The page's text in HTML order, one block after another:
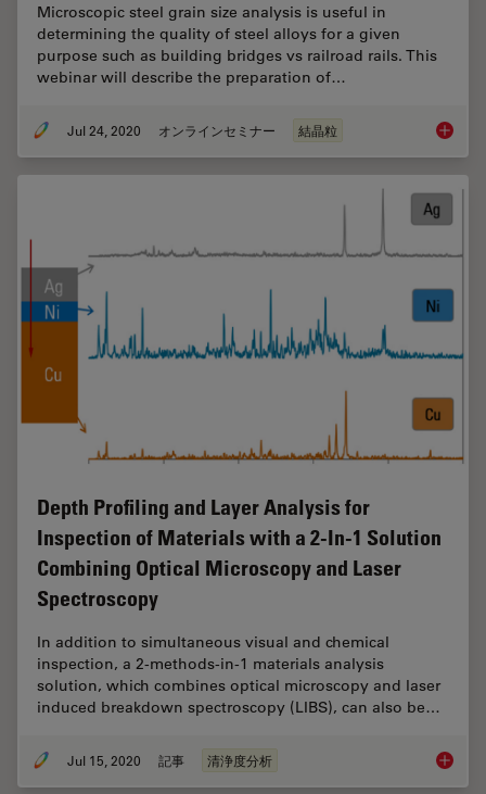
Microscopic steel grain size analysis is useful in
determining the quality of steel alloys for a given
purpose such as building bridges vs railroad rails. This
webinar will describe the preparation of…
Jul 24, 2020 オンラインセミナー 結晶粒
Depth Profiling and Layer Analysis for
Inspection of Materials with a 2-In-1 Solution
Combining Optical Microscopy and Laser
Spectroscopy
In addition to simultaneous visual and chemical
inspection, a 2-methods-in-1 materials analysis
solution, which combines optical microscopy and laser
induced breakdown spectroscopy (LIBS), can also be…
Jul 15, 2020 記事 清浄度分析 Depth